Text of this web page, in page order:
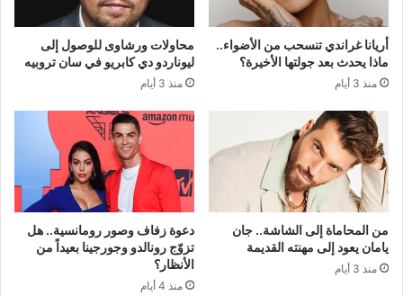
أريانا غراندي تنسحب من الأضواء..
ماذا يحدث بعد جولتها الأخيرة؟
منذ 3 أيام
محاولات ورشاوى للوصول إلى
ليوناردو دي كابريو في سان تروبيه
منذ 3 أيام
من المحاماة إلى الشاشة.. جان
يامان يعود إلى مهنته القديمة
منذ 3 أيام
دعوة زفاف وصور رومانسية.. هل
تزوّج رونالدو وجورجينا بعيداً من
الأنظار؟
منذ 4 أيام